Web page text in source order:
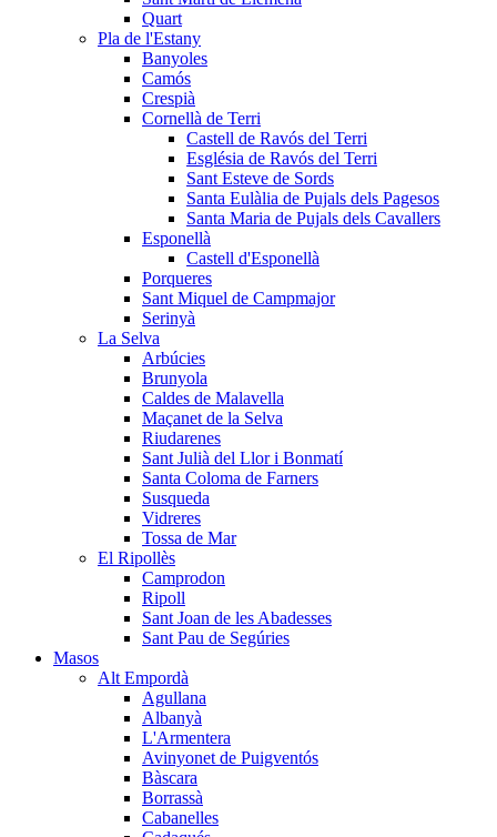
Quart
Pla de l'Estany
Banyoles
Camós
Crespià
Cornellà de Terri
Castell de Ravós del Terri
Església de Ravós del Terri
Sant Esteve de Sords
Santa Eulàlia de Pujals dels Pagesos
Santa Maria de Pujals dels Cavallers
Esponellà
Castell d'Esponellà
Porqueres
Sant Miquel de Campmajor
Serinyà
La Selva
Arbúcies
Brunyola
Caldes de Malavella
Maçanet de la Selva
Riudarenes
Sant Julià del Llor i Bonmatí
Santa Coloma de Farners
Susqueda
Vidreres
Tossa de Mar
El Ripollès
Camprodon
Ripoll
Sant Joan de les Abadesses
Sant Pau de Segúries
Masos
Alt Empordà
Agullana
Albanyà
L'Armentera
Avinyonet de Puigventós
Bàscara
Borrassà
Cabanelles